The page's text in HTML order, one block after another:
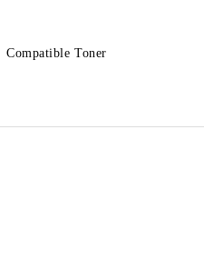
Compatible Toner